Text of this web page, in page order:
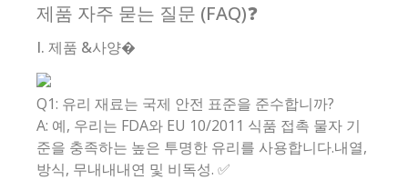
제품 자주 묻는 질문 (FAQ)❓
I. 제품 &사양�
Q1: 유리 재료는 국제 안전 표준을 준수합니까?
A: 예, 우리는 FDA와 EU 10/2011 식품 접촉 물자 기
준을 충족하는 높은 투명한 유리를 사용합니다.내열,
방식, 무내내내연 및 비독성. ✅